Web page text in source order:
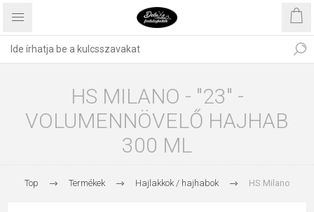
HS MILANO - "23" -
VOLUMENNÖVELŐ HAJHAB
300 ML
Top Termékek Hajlakkok / hajhabok HS Milano